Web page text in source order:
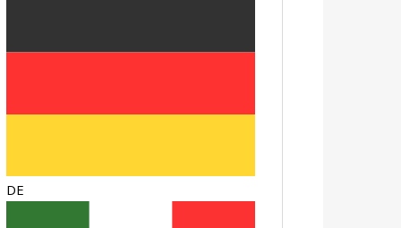
DE